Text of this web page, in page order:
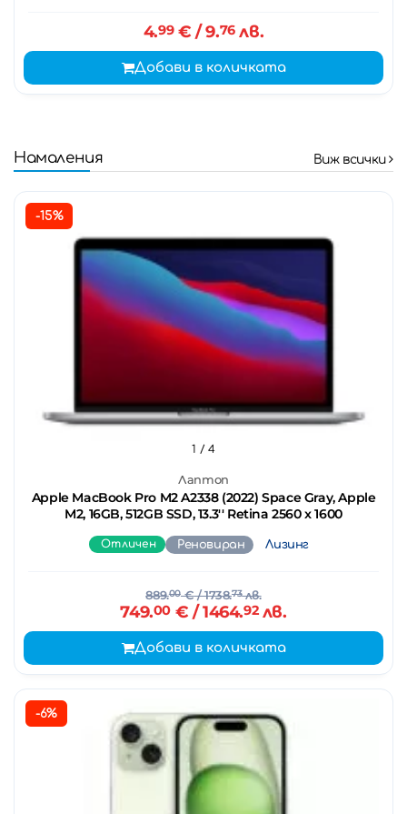
4.99€ / 9.76лв.
Добави в количката
Намаления Виж всички
-15%
Лаптоп
Apple MacBook Pro M2 A2338 (2022) Space Gray, Apple
M2, 16GB, 512GB SSD, 13.3'' Retina 2560 x 1600
1 / 4
Отличен Реновиран Лизинг
889.00€/ 1738.73лв.
749.00€ / 1464.92лв.
Добави в количката
-6%